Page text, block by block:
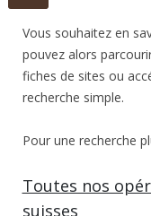
Vous souhaitez en
pouvez alors
fiches de sites ou
recherche simple.
Pour une recherche
Toutes nos
suisses